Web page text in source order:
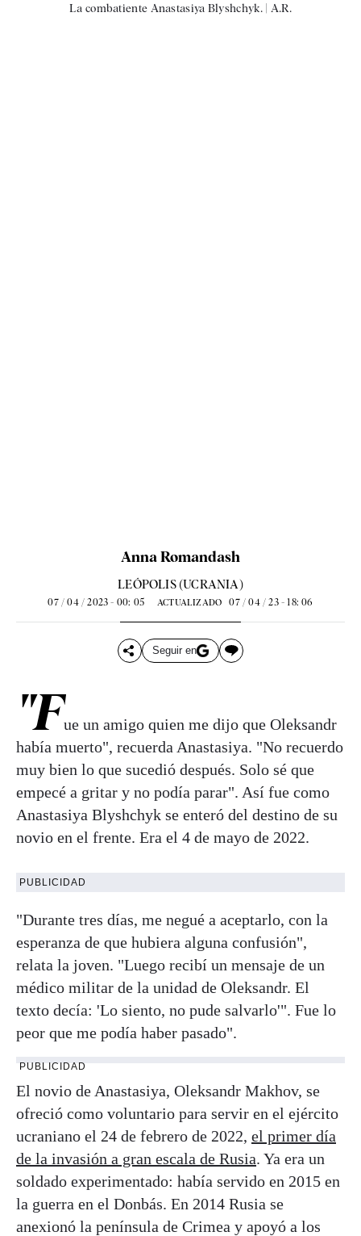
La combatiente Anastasiya Blyshchyk. | A.R.
Anna Romandash
LEÓPOLIS (UCRANIA)
07 / 04 / 2023 - 00: 05 ACTUALIZADO 07 / 04 / 23 - 18: 06
Seguir en
"Fue un amigo quien me dijo que Oleksandr
había muerto", recuerda Anastasiya. "No recuerdo
muy bien lo que sucedió después. Solo sé que
empecé a gritar y no podía parar". Así fue como
Anastasiya Blyshchyk se enteró del destino de su
novio en el frente. Era el 4 de mayo de 2022.
PUBLICIDAD
"Durante tres días, me negué a aceptarlo, con la
esperanza de que hubiera alguna confusión",
relata la joven. "Luego recibí un mensaje de un
médico militar de la unidad de Oleksandr. El
texto decía: 'Lo siento, no pude salvarlo'". Fue lo
peor que me podía haber pasado".
PUBLICIDAD
El novio de Anastasiya, Oleksandr Makhov, se
ofreció como voluntario para servir en el ejército
ucraniano el 24 de febrero de 2022, el primer día
de la invasión a gran escala de Rusia. Ya era un
soldado experimentado: había servido en 2015 en
la guerra en el Donbás. En 2014 Rusia se
anexionó la península de Crimea y apoyó a los